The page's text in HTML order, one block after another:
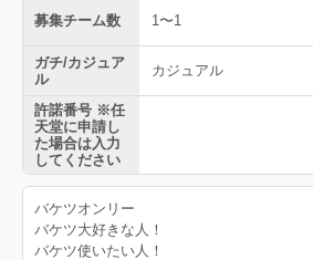
募集チーム数 1〜1
ガチ/カジュア
ル
カジュアル
許諾番号 ※任
天堂に申請し
た場合は入力
してください
バケツオンリー
バケツ大好きな人！
バケツ使いたい人！